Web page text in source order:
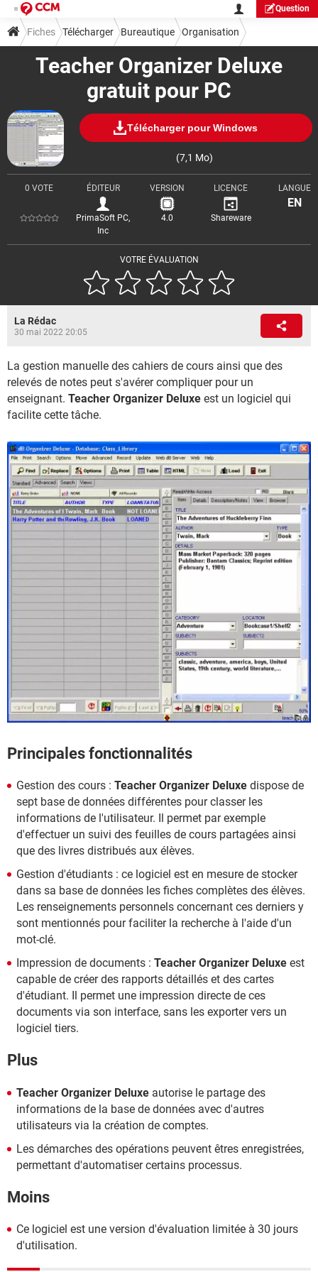
Question
Teacher Organizer Deluxe
gratuit pour PC
Télécharger pour Windows
(7,1 Mo)
VOTRE ÉVALUATION
0 VOTE ÉDITEUR
PrimaSoft PC,
Inc
VERSION
4.0
LICENCE
Shareware
LANGUE
EN
Fiches Télécharger Bureautique Organisation
La Rédac
30 mai 2022 20:05
La gestion manuelle des cahiers de cours ainsi que des
relevés de notes peut s'avérer compliquer pour un
enseignant. Teacher Organizer Deluxe est un logiciel qui
facilite cette tâche.
Principales fonctionnalités
Gestion des cours : Teacher Organizer Deluxe dispose de
sept base de données différentes pour classer les
informations de l'utilisateur. Il permet par exemple
d'effectuer un suivi des feuilles de cours partagées ainsi
que des livres distribués aux élèves.
Gestion d'étudiants : ce logiciel est en mesure de stocker
dans sa base de données les fiches complètes des élèves.
Les renseignements personnels concernant ces derniers y
sont mentionnés pour faciliter la recherche à l'aide d'un
mot-clé.
Impression de documents : Teacher Organizer Deluxe est
capable de créer des rapports détaillés et des cartes
d'étudiant. Il permet une impression directe de ces
documents via son interface, sans les exporter vers un
logiciel tiers.
Plus
Teacher Organizer Deluxe autorise le partage des
informations de la base de données avec d'autres
utilisateurs via la création de comptes.
Les démarches des opérations peuvent êtres enregistrées,
permettant d'automatiser certains processus.
Moins
Ce logiciel est une version d'évaluation limitée à 30 jours
d'utilisation.